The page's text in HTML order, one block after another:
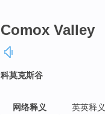
Comox Valley
科莫克斯谷
网络释义 英英释义